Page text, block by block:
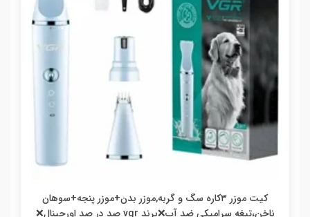
کیت موزر ۳کاره سگ و گربه,موزر بدن+موزر پنجه+سوهان
ناخن،تیغه سرامیکی ضد آب❌برند vgr صد در صد اورجینال❌